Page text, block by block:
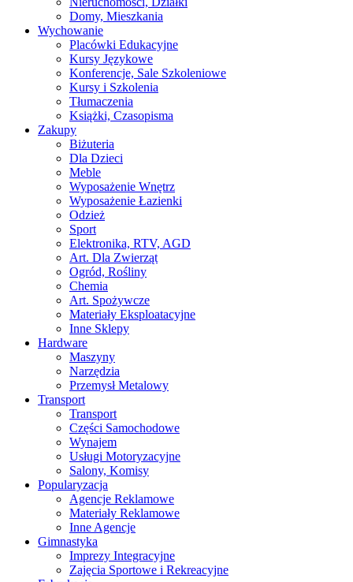
Domy, Mieszkania
Wychowanie
Placówki Edukacyjne
Kursy Językowe
Konferencje, Sale Szkoleniowe
Kursy i Szkolenia
Tłumaczenia
Książki, Czasopisma
Zakupy
Biżuteria
Dla Dzieci
Meble
Wyposażenie Wnętrz
Wyposażenie Łazienki
Odzież
Sport
Elektronika, RTV, AGD
Art. Dla Zwierząt
Ogród, Rośliny
Chemia
Art. Spożywcze
Materiały Eksploatacyjne
Inne Sklepy
Hardware
Maszyny
Narzędzia
Przemysł Metalowy
Transport
Transport
Części Samochodowe
Wynajem
Usługi Motoryzacyjne
Salony, Komisy
Popularyzacja
Agencje Reklamowe
Materiały Reklamowe
Inne Agencje
Gimnastyka
Imprezy Integracyjne
Zajęcia Sportowe i Rekreacyjne